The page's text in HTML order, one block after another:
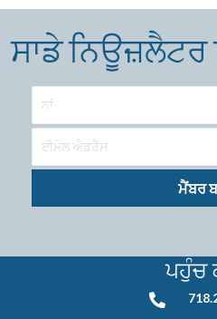
ਸਾਡੇ ਨਿਊਜ਼ਲੈਟਰ
ਮੈਂਬਰ
ਪਹੁੰਚ